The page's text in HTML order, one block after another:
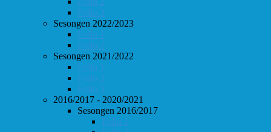
Follo 3
Sesongen 2022/2023
Follo 1
Follo 2
Sesongen 2021/2022
Follo 1
Follo 2
Follo 3
2016/2017 - 2020/2021
Sesongen 2016/2017
Follo 1